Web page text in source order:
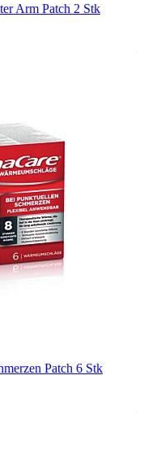
Arm Patch 2 Stk
Patch 6 Stk